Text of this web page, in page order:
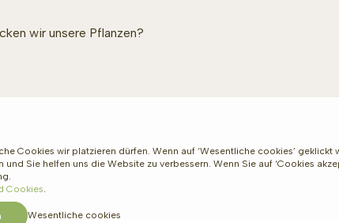
wir unsere Pflanzen?
Cookies wir platzieren dürfen. Wenn auf ‘Wesentliche cookies’ geklickt
Sie helfen uns die Website zu verbessern. Wenn Sie auf ‘Cookies
Cookies.
Wesentliche cookies